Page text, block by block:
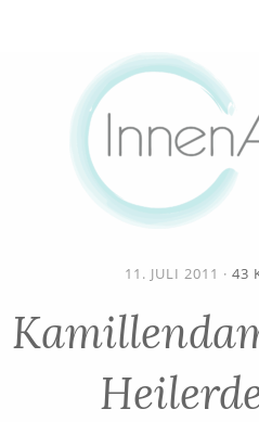
11. JULI 2011 · 43